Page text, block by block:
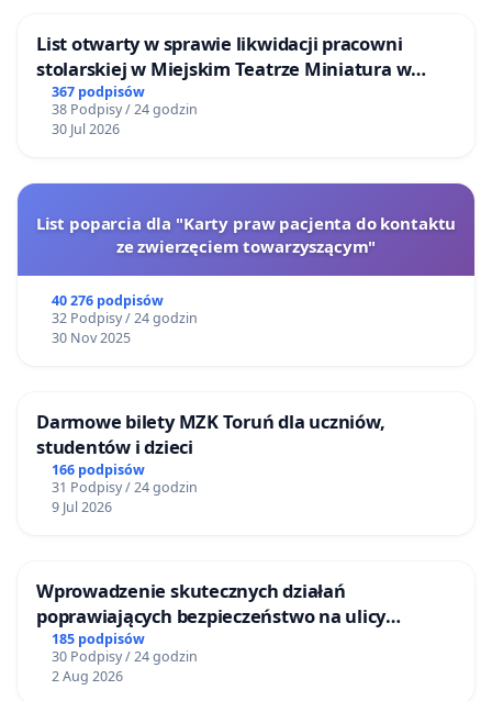
List otwarty w sprawie likwidacji pracowni
stolarskiej w Miejskim Teatrze Miniatura w
Gdańsku
367 podpisów
38 Podpisy / 24 godzin
30 Jul 2026
List poparcia dla "Karty praw pacjenta do kontaktu
ze zwierzęciem towarzyszącym"
40 276 podpisów
32 Podpisy / 24 godzin
30 Nov 2025
Darmowe bilety MZK Toruń dla uczniów,
studentów i dzieci
166 podpisów
31 Podpisy / 24 godzin
9 Jul 2026
Wprowadzenie skutecznych działań
poprawiających bezpieczeństwo na ulicy
Żeromskiego w Otwocku
185 podpisów
30 Podpisy / 24 godzin
2 Aug 2026